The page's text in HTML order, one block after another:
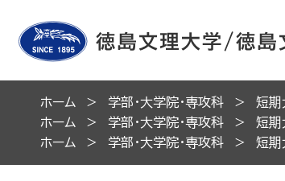
ホーム 学部・大学院・専攻科 短期
ホーム
学部・大学院・専攻科 短期
ホーム
学部・大学院・専攻科 短期